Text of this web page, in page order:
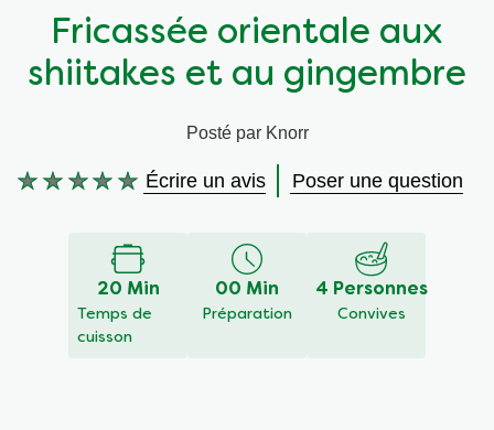
Végétarien
Wraps aux légumes
Aides culinaires
Prêt à l'emploi
Fricassée orientale aux
shiitakes et au gingembre
Posté par Knorr
Aucune
Écrire un avis Poser une question
20 Min
Temps de
cuisson
00 Min
Préparation
4 Personnes
Convives